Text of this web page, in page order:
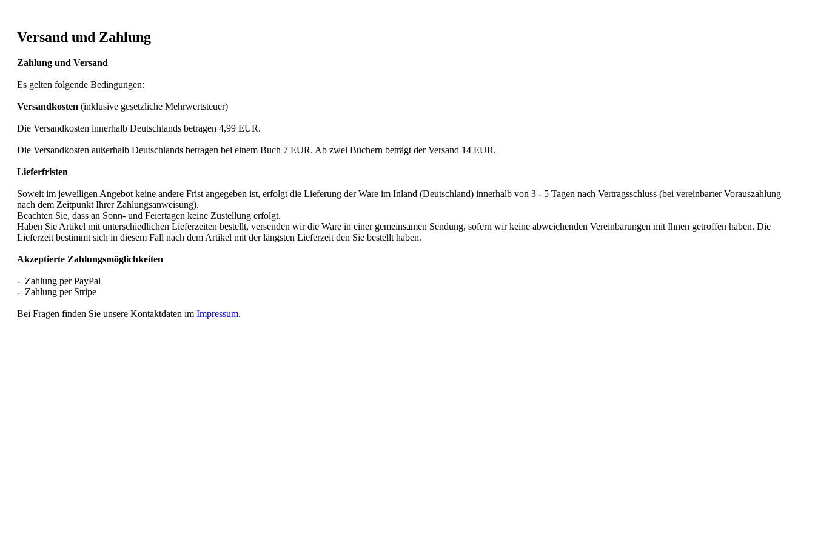
Versand und Zahlung
Zahlung und Versand
Es gelten folgende Bedingungen:
Versandkosten (inklusive gesetzliche Mehrwertsteuer)
Die Versandkosten innerhalb Deutschlands betragen 4,99 EUR.
Die Versandkosten außerhalb Deutschlands betragen bei einem Buch 7 EUR. Ab zwei Büchern beträgt der Versand 14 EUR.
Lieferfristen
Soweit im jeweiligen Angebot keine andere Frist angegeben ist, erfolgt die Lieferung der Ware im Inland (Deutschland) innerhalb von 3 - 5 Tagen nach Vertragsschluss (bei vereinbarter Vorauszahlung
nach dem Zeitpunkt Ihrer Zahlungsanweisung).
Beachten Sie, dass an Sonn- und Feiertagen keine Zustellung erfolgt.
Haben Sie Artikel mit unterschiedlichen Lieferzeiten bestellt, versenden wir die Ware in einer gemeinsamen Sendung, sofern wir keine abweichenden Vereinbarungen mit Ihnen getroffen haben. Die
Lieferzeit bestimmt sich in diesem Fall nach dem Artikel mit der längsten Lieferzeit den Sie bestellt haben.
Akzeptierte Zahlungsmöglichkeiten
- Zahlung per PayPal
- Zahlung per Stripe
Bei Fragen finden Sie unsere Kontaktdaten im Impressum.